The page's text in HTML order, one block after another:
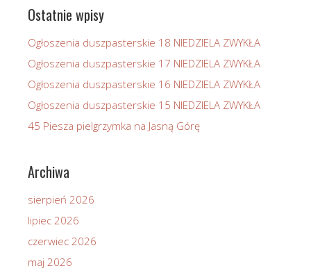
Ostatnie wpisy
Ogłoszenia duszpasterskie 18 NIEDZIELA ZWYKŁA
Ogłoszenia duszpasterskie 17 NIEDZIELA ZWYKŁA
Ogłoszenia duszpasterskie 16 NIEDZIELA ZWYKŁA
Ogłoszenia duszpasterskie 15 NIEDZIELA ZWYKŁA
45 Piesza pielgrzymka na Jasną Górę
Archiwa
sierpień 2026
lipiec 2026
czerwiec 2026
maj 2026